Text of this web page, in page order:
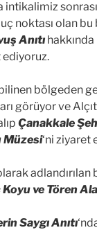
intikalimiz
uç noktası olan
Anıtı
ediyoruz.
bölgeden
görüyor ve
Çanakkale
Müzesi‘ni ziyaret
ve Tören
Saygı Anıtı